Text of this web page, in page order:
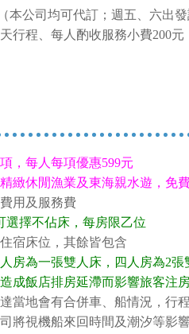
本公司均可代訂；週五、六出發
行程、每人酌收服務小費200元
，每人每項優惠599元
緻休閒漁業及東海親水遊，免
用及服務費
選擇不佔床，每房限乙位
宿床位，其餘皆包含
房為一張雙人床，四人房為2
成飯店排房延滯而影響旅客注
當地會有合併車、船情況，行
將視機船來回時間及潮汐等影